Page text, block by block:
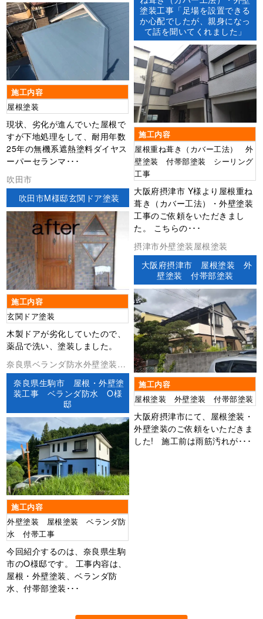
施工内容
屋根塗装
現状、劣化が進んでいた屋根で
すが下地処理をして、耐用年数
25年の無機系遮熱塗料ダイヤス
ーパーセランマ･･･
塗装工事「足場を設置できる
か心配でしたが、親身になっ
て話を聞いてくれました」
施工内容
屋根重ね葺き（カバー工法） 外
壁塗装 付帯部塗装 シーリング
工事
大阪府摂津市 Y様より屋根重ね
葺き（カバー工法）・外壁塗装
工事のご依頼をいただきまし
た。 こちらの･･･
吹田市
吹田市M様邸玄関ドア塗装
施工内容
玄関ドア塗装
木製ドアが劣化していたので、
薬品で洗い、塗装しました。
摂津市外壁塗装屋根塗装
大阪府摂津市 屋根塗装 外
壁塗装 付帯部塗装
施工内容
屋根塗装 外壁塗装 付帯部塗装
大阪府摂津市にて、屋根塗装・
外壁塗装のご依頼をいただきま
した! 施工前は雨筋汚れが･･･
奈良県ベランダ防水外壁塗装屋
根塗装防水工事
奈良県生駒市 屋根・外壁塗
装工事 ベランダ防水 O様
邸
施工内容
外壁塗装 屋根塗装 ベランダ防
水 付帯工事
今回紹介するのは、奈良県生駒
市のO様邸です。 工事内容は、
屋根・外壁塗装、ベランダ防
水、付帯部塗装･･･